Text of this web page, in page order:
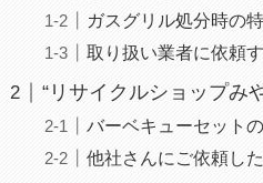
ガスグリル処分時の
取り扱い業者に依頼
“リサイクルショップみ
バーベキューセット
他社さんにご依頼し